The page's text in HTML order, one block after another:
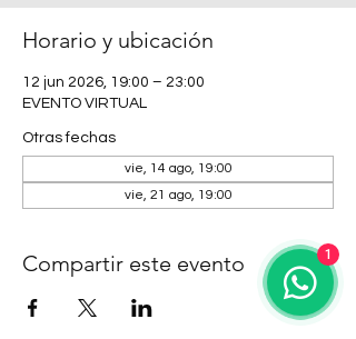
Horario y ubicación
12 jun 2026, 19:00 – 23:00
EVENTO VIRTUAL
Otras fechas
vie, 14 ago, 19:00
vie, 21 ago, 19:00
Compartir este evento 1